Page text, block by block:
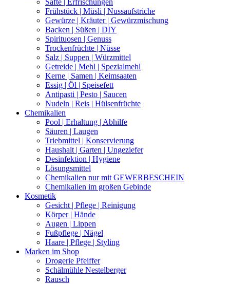
Säfte | Erfrischungen
Frühstück | Müsli | Nussaufstriche
Gewürze | Kräuter | Gewürzmischung
Backen | Süßen | DIY
Spirituosen | Genuss
Trockenfrüchte | Nüsse
Salz | Suppen | Würzmittel
Getreide | Mehl | Spezialmehl
Kerne | Samen | Keimsaaten
Essig | Öl | Speisefett
Antipasti | Pesto | Saucen
Nudeln | Reis | Hülsenfrüchte
Chemikalien
Pool | Erhaltung | Abhilfe
Säuren | Laugen
Triebmittel | Konservierung
Haushalt | Garten | Ungeziefer
Desinfektion | Hygiene
Lösungsmittel
Chemikalien nur mit GEWERBESCHEIN
Chemikalien im großen Gebinde
Kosmetik
Gesicht | Pflege | Reinigung
Körper | Hände
Augen | Lippen
Fußpflege | Nägel
Haare | Pflege | Styling
Marken im Shop
Drogerie Pfeiffer
Schälmühle Nestelberger
Rausch